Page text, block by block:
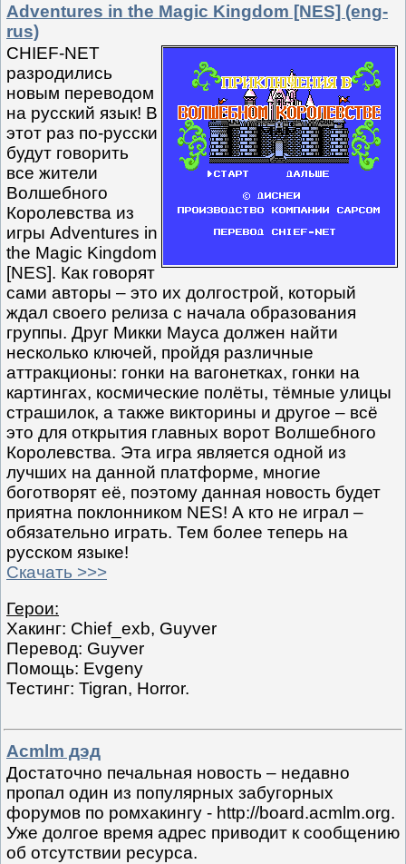
Adventures in the Magic Kingdom [NES] (eng-
rus)
CHIEF-NET
разродились
новым переводом
на русский язык! В
этот раз по-русски
будут говорить
все жители
Волшебного
Королевства из
игры Adventures in
the Magic Kingdom
[NES]. Как говорят
сами авторы – это их долгострой, который
ждал своего релиза с начала образования
группы. Друг Микки Мауса должен найти
несколько ключей, пройдя различные
аттракционы: гонки на вагонетках, гонки на
картингах, космические полёты, тёмные улицы
страшилок, а также викторины и другое – всё
это для открытия главных ворот Волшебного
Королевства. Эта игра является одной из
лучших на данной платформе, многие
боготворят её, поэтому данная новость будет
приятна поклонником NES! А кто не играл –
обязательно играть. Тем более теперь на
русском языке!
Скачать >>>
Герои:
Хакинг: Chief_exb, Guyver
Перевод: Guyver
Помощь: Evgeny
Тестинг: Tigran, Horror.
Acmlm дэд
Достаточно печальная новость – недавно
пропал один из популярных забугорных
форумов по ромхакингу - http://board.acmlm.org.
Уже долгое время адрес приводит к сообщению
об отсутствии ресурса.